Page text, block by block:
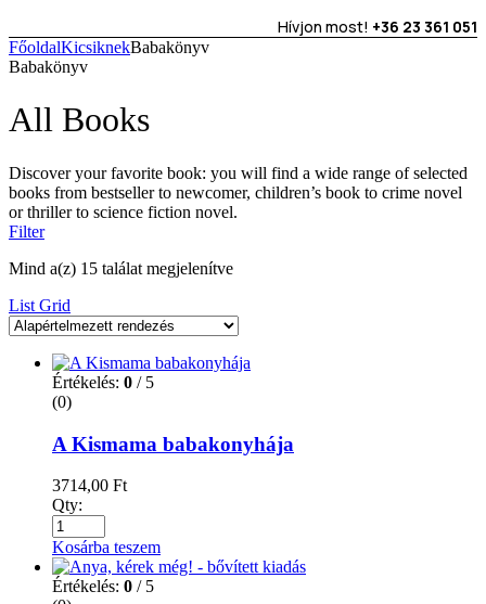
Hívjon most! +36 23 361 051
FőoldalKicsiknekBabakönyv
Babakönyv
All Books
Discover your favorite book: you will find a wide range of selected
books from bestseller to newcomer, children’s book to crime novel
or thriller to science fiction novel.
Filter
Mind a(z) 15 találat megjelenítve
List Grid
Értékelés: 0 / 5
(0)
A Kismama babakonyhája
3714,00 Ft
Qty:
Kosárba teszem
Értékelés: 0 / 5